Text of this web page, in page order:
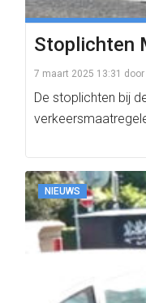
Stoplichten
7 maart 2025 13:31 door
De stoplichten bij
NIEUWS